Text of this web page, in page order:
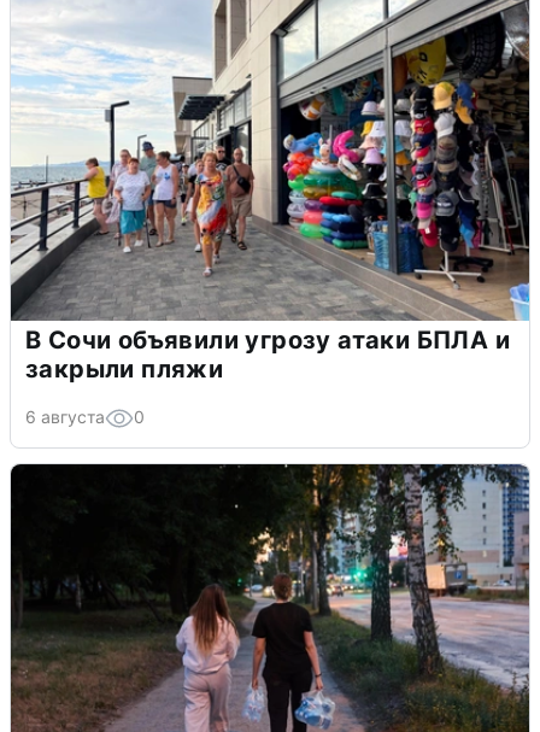
В Сочи объявили угрозу атаки БПЛА и
закрыли пляжи
6 августа 0